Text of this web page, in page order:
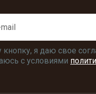
кнопку, я даю свое
с условиями